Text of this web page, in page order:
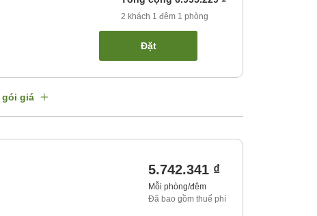
2 khách 1 đêm 1 phòng
Đặt
gói giá
5.742.341 ₫
Mỗi phòng/đêm
Đã bao gồm thuế phí